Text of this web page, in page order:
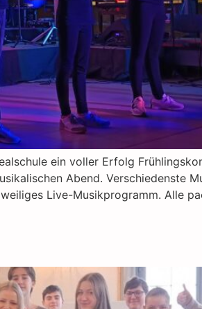
ein voller Erfolg
Abend. Verschiedenste
Live-Musikprogramm. Alle